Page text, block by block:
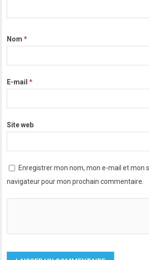
Nom*
E-mail*
Site web
Enregistrer mon nom, mon e-mail et mon
navigateur pour mon prochain commentaire.